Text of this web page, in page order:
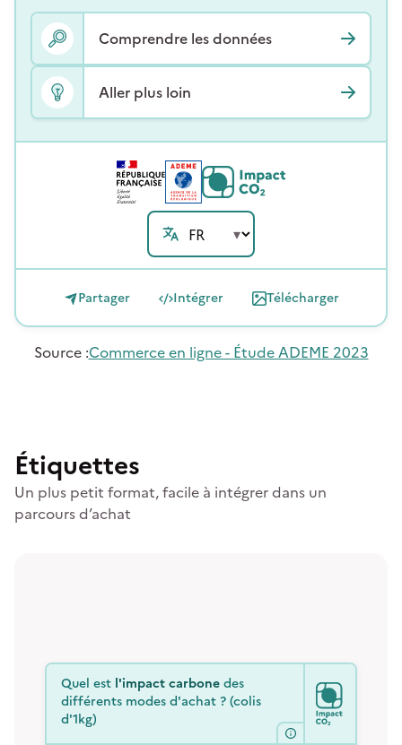
Comprendre les données
Aller plus loin
Partager Intégrer Télécharger
Source:Commerce en ligne - Étude ADEME 2023
Étiquettes
Un plus petit format, facile à intégrer dans un
parcours d’achat
Quel est l'impact carbonedes
différents modes d'achat ? (colis
d'1kg)